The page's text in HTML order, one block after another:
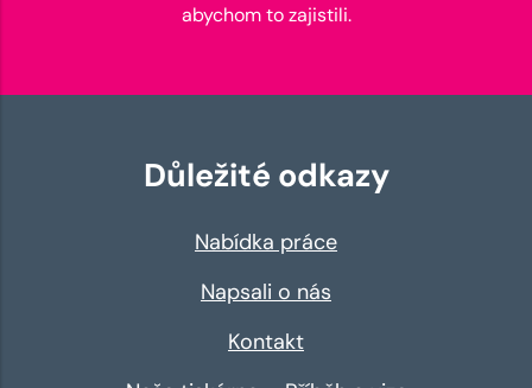
abychom to zajistili.
Důležité odkazy
Nabídka práce
Napsali o nás
Kontakt